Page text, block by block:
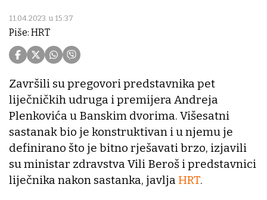
11.04.2023. u 15:37
Piše: HRT
Završili su pregovori predstavnika pet
liječničkih udruga i premijera Andreja
Plenkovića u Banskim dvorima. Višesatni
sastanak bio je konstruktivan i u njemu je
definirano što je bitno rješavati brzo, izjavili
su ministar zdravstva Vili Beroš i predstavnici
liječnika nakon sastanka, javlja HRT.